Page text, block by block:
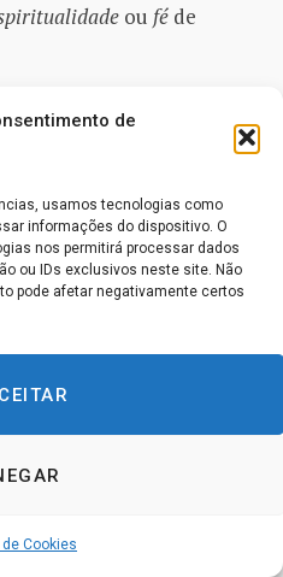
de
usamos tecnologias como
informações do dispositivo. O
nos permitirá processar dados
ou IDs exclusivos neste site. Não
pode afetar negativamente certos
Cookies
ou fé de
seminal de
como o pai fundador
poderia ser considerado
espiritualidade no
livros como“Towards a
[“Rumo a uma Psicologia
de estudos
e a sua